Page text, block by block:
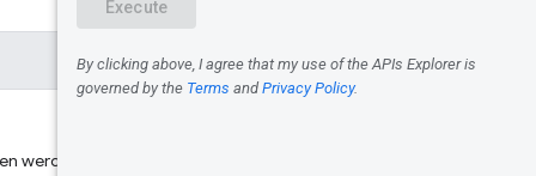
werden soll, im Format